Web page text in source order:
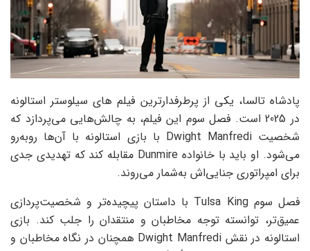
پادشاه تالسا، یکی از پرطرفدارترین فیلم های سیلوستر استالونه
در 2025 است. فصل سوم این فیلم، به چالش‌هایی می‌پردازد که
شخصیت Dwight Manfredi با بازی استالونه با آن‌ها روبه‌رو
می‌شود. او باید با خانواده Dunmire مقابله کند که تهدیدی جدی
برای امپراتوری جنایی‌اش به‌شمار می‌روند.
فصل سوم Tulsa King با داستان پیچیده‌تر و شخصیت‌پردازی
عمیق‌تر، توانسته توجه مخاطبان و منتقدان را جلب کند. بازی
استالونه در نقش Dwight Manfredi همچنان در نگاه مخاطبان و